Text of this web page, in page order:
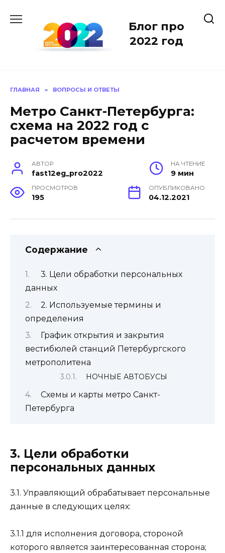
содержанию
Блог про
2022 год
ГЛАВНАЯ » ВОПРОСЫ И ОТВЕТЫ
Метро Санкт-Петербурга:
схема на 2022 год с
расчетом времени
АВТОР
fast12eg_pro2022
НА ЧТЕНИЕ
9 мин
ПРОСМОТРОВ
195
ОПУБЛИКОВАНО
04.12.2021
Содержание
3. Цели обработки персональных
данных
2. Используемые термины и
определения
График открытия и закрытия
вестибюлей станций Петербургского
метрополитена
НОЧНЫЕ АВТОБУСЫ
Схемы и карты метро Санкт-
Петербурга
3. Цели обработки
персональных данных
3.1. Управляющий обрабатывает персональные
данные в следующих целях:
3.1.1 для исполнения договора, стороной
которого является заинтересованная сторона;